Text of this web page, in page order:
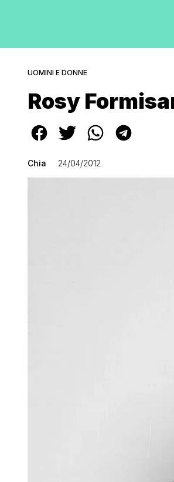
UOMINI E DONNE
Rosy
Chia 24/04/2012